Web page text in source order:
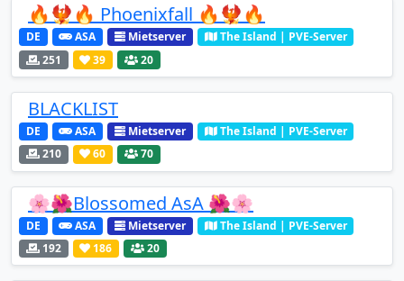
🔥🐦‍🔥🔥 Phoenixfall 🔥🐦‍🔥🔥
DE ASA Mietserver
The Island | PVE-Server
251
39 20
BLACKLIST
DE ASA Mietserver
The Island | PVE-Server
210
60 70
🌸🌺Blossomed AsA 🌺🌸
DE ASA Mietserver
The Island | PVE-Server
192
186 20